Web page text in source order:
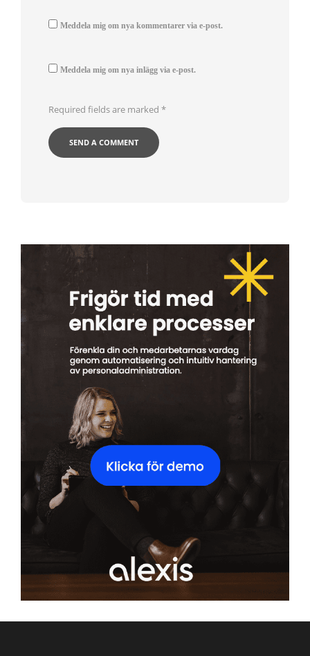
Meddela mig om nya kommentarer via e-post.
Meddela mig om nya inlägg via e-post.
Required fields are marked *